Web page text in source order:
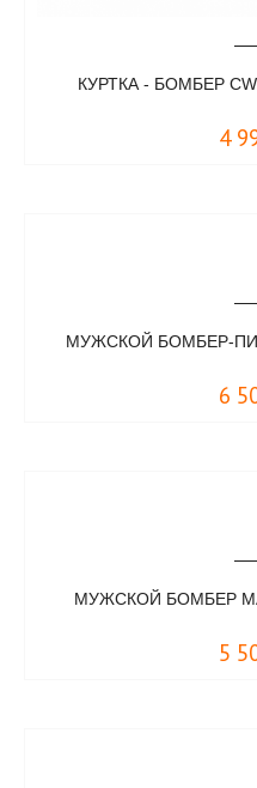
КУРТКА - БОМБЕР
4
МУЖСКОЙ БОМБЕР-
6
МУЖСКОЙ БОМБЕР
5